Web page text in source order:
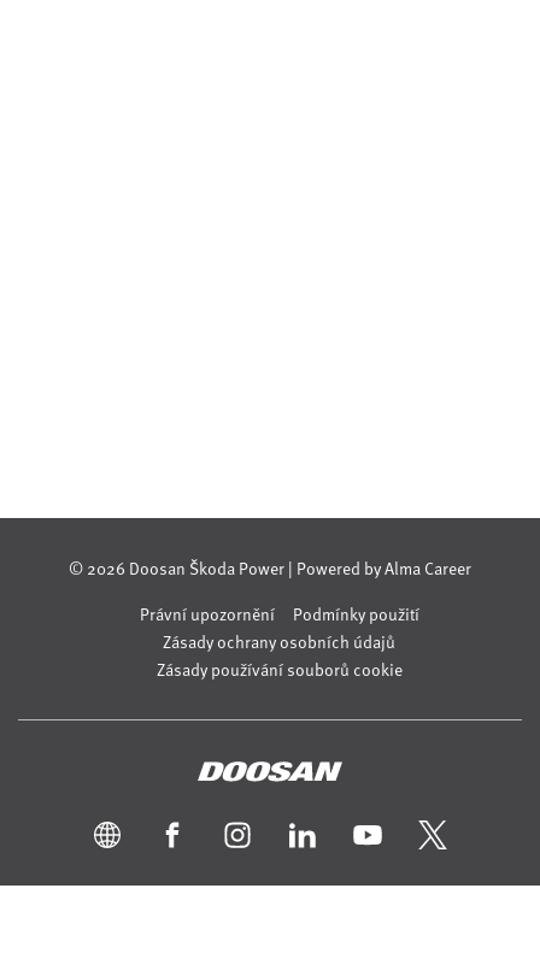
© 2026 Doosan Škoda Power | Powered byAlma Career
Právní upozornění
Podmínky použití
Zásady ochrany osobních údajů
Zásady používání souborů cookie